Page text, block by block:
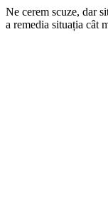
Ne cerem scuze, dar
a remedia situația cât